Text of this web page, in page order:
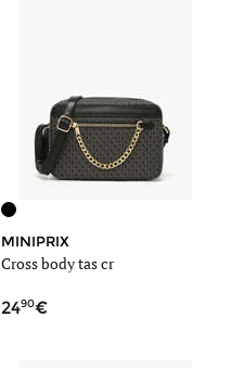
MINIPRIX
Cross body tas cr
2490